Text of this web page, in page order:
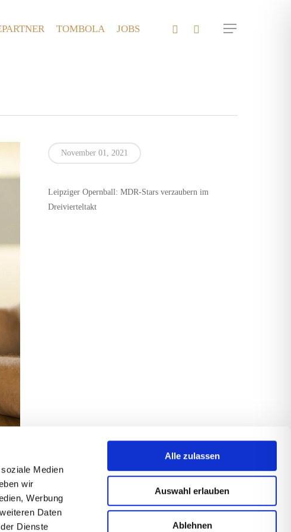
Medien
wir
Werbung
Daten
Dienste
Alle zulassen
Auswahl erlauben
Ablehnen
TOMBOLA JOBS FACEBOOKINSTAGRAM
Menu
November 01, 2021
Leipziger Opernball: MDR-Stars verzaubern im
Dreivierteltakt